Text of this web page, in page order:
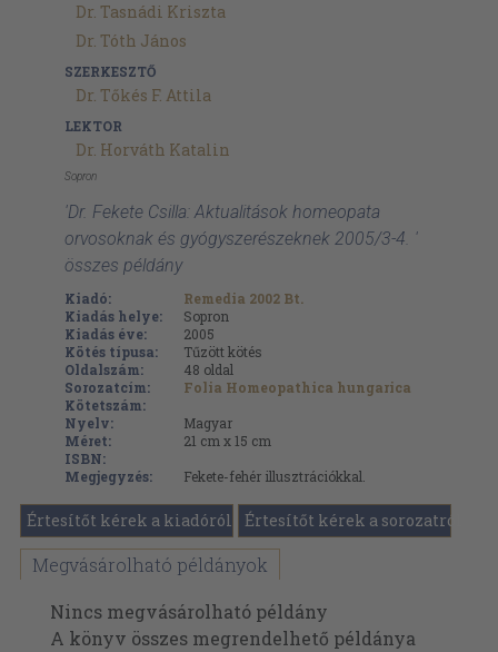
Dr. Tasnádi Kriszta
Dr. Tóth János
SZERKESZTŐ
Dr. Tőkés F. Attila
LEKTOR
Dr. Horváth Katalin
Sopron
'Dr. Fekete Csilla: Aktualitások homeopata
orvosoknak és gyógyszerészeknek 2005/3-4. '
összes példány
Kiadó:
Remedia 2002 Bt.
Kiadás helye:
Sopron
Kiadás éve:
2005
Kötés típusa:
Tűzött kötés
Oldalszám:
48 oldal
Sorozatcím:
Folia Homeopathica hungarica
Kötetszám:
Nyelv:
Magyar
Méret:
21 cm x 15 cm
ISBN:
Megjegyzés:
Fekete-fehér illusztrációkkal.
Értesítőt kérek a kiadóról Értesítőt kérek a sorozatról
Megvásárolható példányok
Nincs megvásárolható példány
A könyv összes megrendelhető példánya